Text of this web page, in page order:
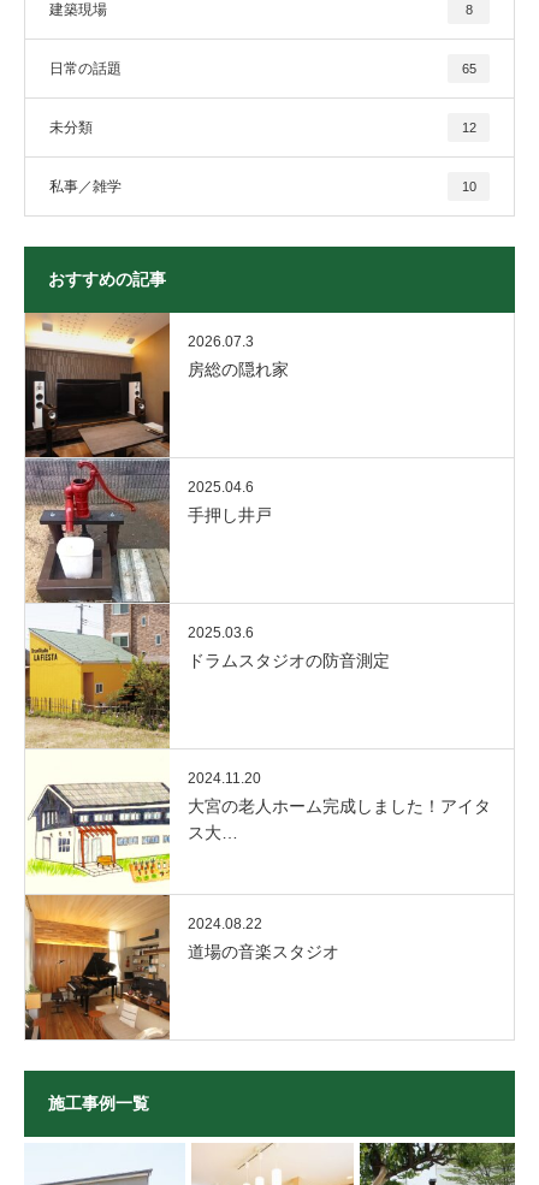
建築現場 8
日常の話題 65
未分類 12
私事／雑学 10
おすすめの記事
2026.07.3
房総の隠れ家
2025.04.6
手押し井戸
2025.03.6
ドラムスタジオの防音測定
2024.11.20
大宮の老人ホーム完成しました！アイタ
ス大…
2024.08.22
道場の音楽スタジオ
施工事例一覧